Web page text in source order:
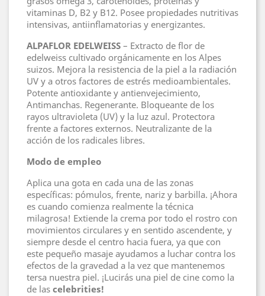
vitaminas D, B2 y B12. Posee propiedades nutritivas
intensivas, antiinflamatorias y energizantes.
ALPAFLOR EDELWEISS – Extracto de flor de
edelweiss cultivado orgánicamente en los Alpes
suizos. Mejora la resistencia de la piel a la radiación
UV y a otros factores de estrés medioambientales.
Potente antioxidante y antienvejecimiento,
Antimanchas. Regenerante. Bloqueante de los
rayos ultravioleta (UV) y la luz azul. Protectora
frente a factores externos. Neutralizante de la
acción de los radicales libres.
Modo de empleo
Aplica una gota en cada una de las zonas
específicas: pómulos, frente, nariz y barbilla. ¡Ahora
es cuando comienza realmente la técnica
milagrosa! Extiende la crema por todo el rostro con
movimientos circulares y en sentido ascendente, y
siempre desde el centro hacia fuera, ya que con
este pequeño masaje ayudamos a luchar contra los
efectos de la gravedad a la vez que mantenemos
tersa nuestra piel. ¡Lucirás una piel de cine como la
de las celebrities!